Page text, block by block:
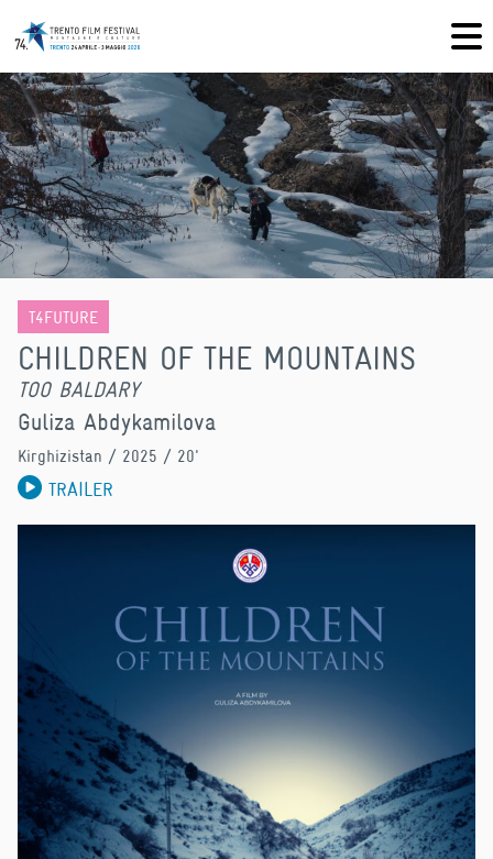
T4FUTURE
CHILDREN OF THE MOUNTAINS
TOO BALDARY
Guliza Abdykamilova
Kirghizistan / 2025 / 20'
TRAILER